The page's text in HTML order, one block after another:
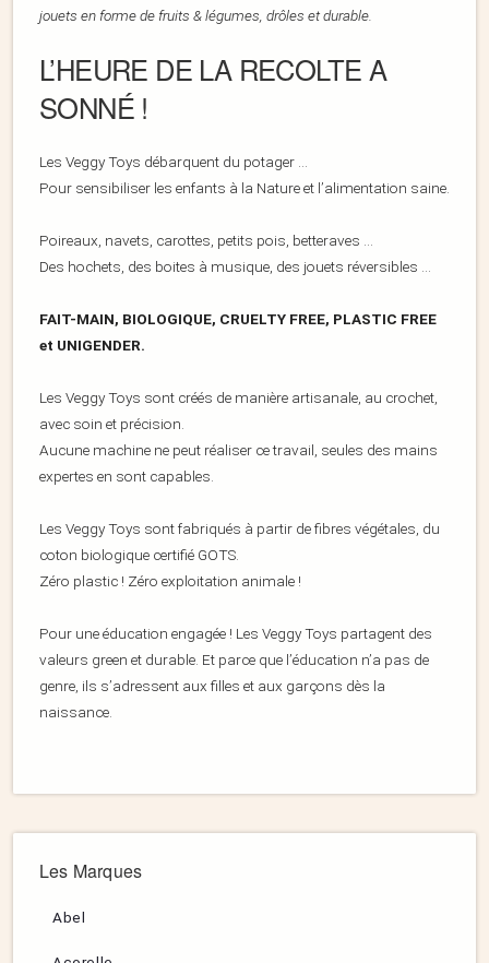
jouets en forme de fruits & légumes, drôles et durable.
L’HEURE DE LA RECOLTE A
SONNÉ !
Les Veggy Toys débarquent du potager …
Pour sensibiliser les enfants à la Nature et l’alimentation saine.
Poireaux, navets, carottes, petits pois, betteraves …
Des hochets, des boites à musique, des jouets réversibles …
FAIT-MAIN, BIOLOGIQUE, CRUELTY FREE, PLASTIC FREE
et UNIGENDER.
Les Veggy Toys sont créés de manière artisanale, au crochet,
avec soin et précision.
Aucune machine ne peut réaliser ce travail, seules des mains
expertes en sont capables.
Les Veggy Toys sont fabriqués à partir de fibres végétales, du
coton biologique certifié GOTS.
Zéro plastic ! Zéro exploitation animale !
Pour une éducation engagée ! Les Veggy Toys partagent des
valeurs green et durable. Et parce que l’éducation n’a pas de
genre, ils s’adressent aux filles et aux garçons dès la
naissance.
Les Marques
Abel